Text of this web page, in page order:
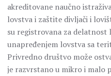
akreditovane naučno
lovstva i zaštite divljači i
su registrovana za delatnost
unapređenjem lovstva sa
Privredno društvo može
je razvrstano u mikro i malo